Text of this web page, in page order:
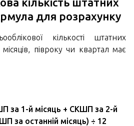
для розрахунку
кількості штатних
півроку чи квартал має
за 1-й місяць + СКШП за 2-й
за останній місяць) ÷ 12